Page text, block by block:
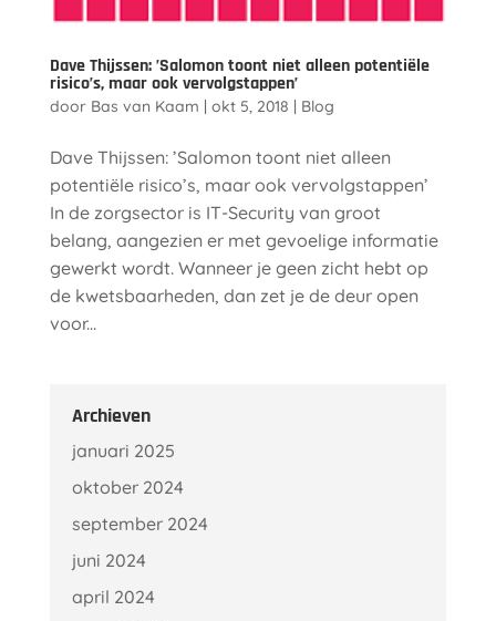
Dave Thijssen: ’Salomon toont niet alleen potentiële
risico’s, maar ook vervolgstappen’
door Bas van Kaam okt 5, 2018 Blog
Dave Thijssen: ’Salomon toont niet alleen
potentiële risico’s, maar ook vervolgstappen’
In de zorgsector is IT-Security van groot
belang, aangezien er met gevoelige informatie
gewerkt wordt. Wanneer je geen zicht hebt op
de kwetsbaarheden, dan zet je de deur open
voor...
Archieven
januari 2025
oktober 2024
september 2024
juni 2024
april 2024